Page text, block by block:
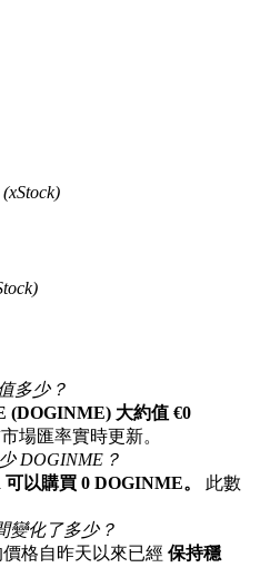
多少？
(DOGINME) 大約值 €0
場匯率實時更新。
DOGINME？
可以購買 0 DOGINME。
此數
變化了多少？
格自昨天以來已經 保持穩